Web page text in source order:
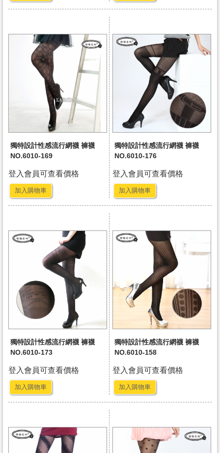
獨特設計性感流行網襪 褲襪
NO.6010-169
登入會員可查看價格
加入購物車
獨特設計性感流行網襪 褲襪
NO.6010-176
登入會員可查看價格
加入購物車
獨特設計性感流行網襪 褲襪
NO.6010-173
登入會員可查看價格
加入購物車
獨特設計性感流行網襪 褲襪
NO.6010-158
登入會員可查看價格
加入購物車